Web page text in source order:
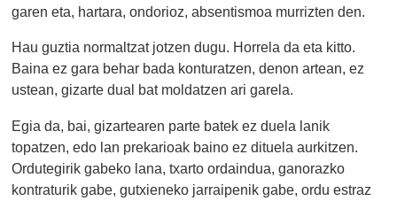
garen eta, hartara, ondorioz, absentismoa murrizten den.
Hau guztia normaltzat jotzen dugu. Horrela da eta kitto.
Baina ez gara behar bada konturatzen, denon artean, ez
ustean, gizarte dual bat moldatzen ari garela.
Egia da, bai, gizartearen parte batek ez duela lanik
topatzen, edo lan prekarioak baino ez dituela aurkitzen.
Ordutegirik gabeko lana, txarto ordaindua, ganorazko
kontraturik gabe, gutxieneko jarraipenik gabe, ordu estraz